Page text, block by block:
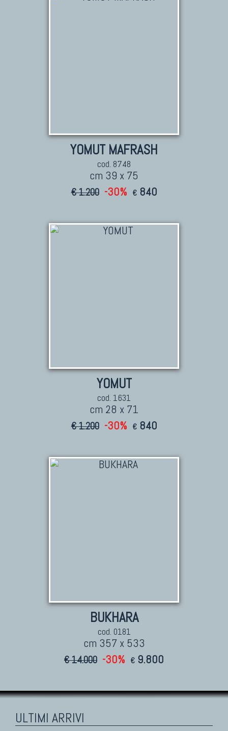
YOMUT MAFRASH
cod. 8748
cm 39 x 75
€ 1.200 -30% € 840
YOMUT
cod. 1631
cm 28 x 71
€ 1.200 -30% € 840
BUKHARA
cod. 0181
cm 357 x 533
€ 14.000 -30% € 9.800
ULTIMI ARRIVI